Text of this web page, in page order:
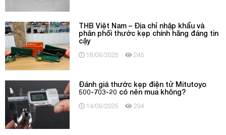
THB Việt Nam – Địa chỉ nhập khẩu và
phân phối thước kẹp chính hãng đáng tin
cậy
18/09/2025 245
Đánh giá thước kẹp điện tử Mitutoyo
500-703-20 có nên mua không?
14/09/2025 294